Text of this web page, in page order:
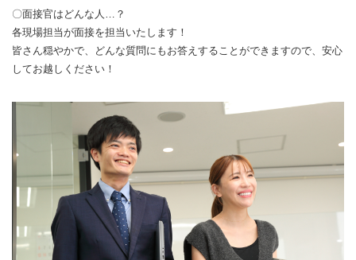
〇面接官はどんな人…？
各現場担当が面接を担当いたします！
皆さん穏やかで、どんな質問にもお答えすることができますので、安心
してお越しください！